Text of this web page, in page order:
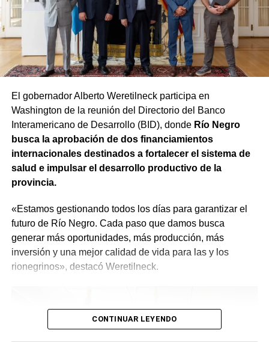
para proteger la producción frente al granizo, con un
componente específico de U$S 6 millones para que los
productores puedan instalar mallas antigranizo.
Equipamiento para el SPLIF
Además, se refuerza la preparación ante incendios
forestales. El SPLIF sumará 4 camiones cisterna y 30
reservorios transportables que permitirán almacenar
900.000 litros de agua, 3 minicargadoras, 1 tractor, 23
motobombas, 3 cuatriciclos y 1 UTV, entre otro
equipamiento.
meteorológicas, sistemas de comunicación y tecnología
para mejorar la detección temprana y reducir los tiempos
de respuesta frente al fuego.
La funcionaria sostuvo además que la iniciativa no solo
representa una solución para los agentes que se
encuentren en condiciones de acceder a la estabilidad,
sino que también busca garantizar que el procedimiento
se desarrolle con responsabilidad. «Tenemos que dar
hecho con absoluta responsabilidad y con la visión de
que quienes estén trabajando en el Estado sean los
mejores», expresó.
El gobernador Alberto Weretilneck participa en
Washington de la reunión del Directorio del Banco
Interamericano de Desarrollo (BID), donde Río Negro
busca la aprobación de dos financiamientos
internacionales destinados a fortalecer el sistema de
salud e impulsar el desarrollo productivo de la
provincia.
«Estamos gestionando todos los días para garantizar el
futuro de Río Negro. Cada paso que damos busca
generar más oportunidades, más producción, más
inversión y una mejor calidad de vida para las y los
rionegrinos», destacó Weretilneck.
CONTINUAR LEYENDO